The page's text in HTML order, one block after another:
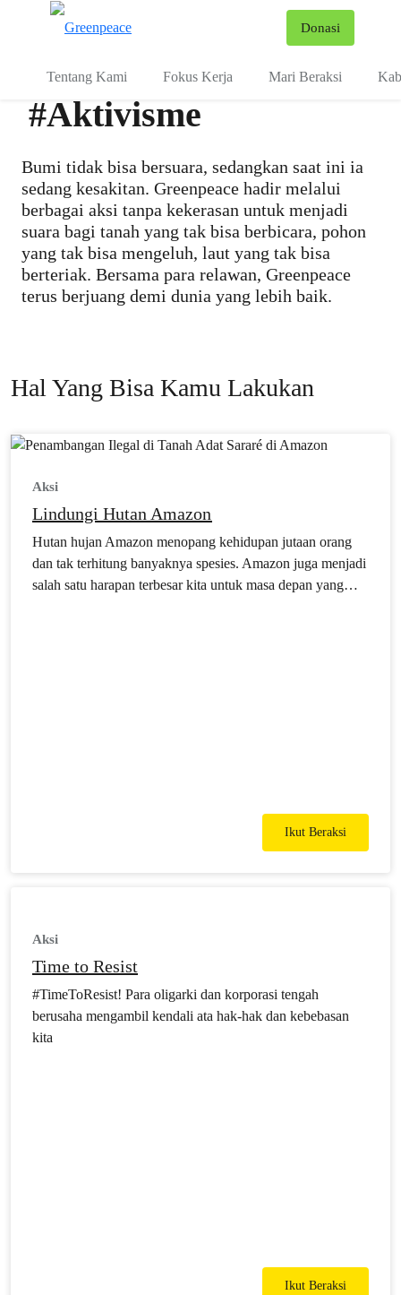
Donasi
Tentang Kami Fokus Kerja Mari Beraksi
#Aktivisme
Bumi tidak bisa bersuara, sedangkan saat ini ia
sedang kesakitan. Greenpeace hadir melalui
berbagai aksi tanpa kekerasan untuk menjadi
suara bagi tanah yang tak bisa berbicara, pohon
yang tak bisa mengeluh, laut yang tak bisa
berteriak. Bersama para relawan, Greenpeace
terus berjuang demi dunia yang lebih baik.
Hal Yang Bisa Kamu Lakukan
Aksi
Lindungi Hutan Amazon
Hutan hujan Amazon menopang kehidupan jutaan orang
dan tak terhitung banyaknya spesies. Amazon juga menjadi
salah satu harapan terbesar kita untuk masa depan yang
Ikut Beraksi
Aksi
Time to Resist
#TimeToResist! Para oligarki dan korporasi tengah
berusaha mengambil kendali ata hak-hak dan kebebasan
kita
Ikut Beraksi